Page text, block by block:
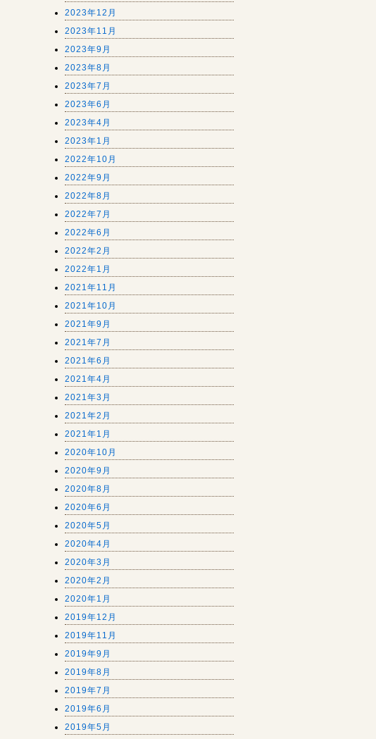
2023年12月
2023年11月
2023年9月
2023年8月
2023年7月
2023年6月
2023年4月
2023年1月
2022年10月
2022年9月
2022年8月
2022年7月
2022年6月
2022年2月
2022年1月
2021年11月
2021年10月
2021年9月
2021年7月
2021年6月
2021年4月
2021年3月
2021年2月
2021年1月
2020年10月
2020年9月
2020年8月
2020年6月
2020年5月
2020年4月
2020年3月
2020年2月
2020年1月
2019年12月
2019年11月
2019年9月
2019年8月
2019年7月
2019年6月
2019年5月